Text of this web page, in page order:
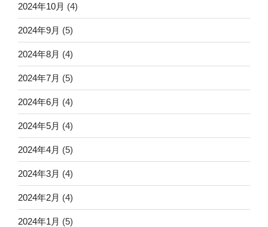
2024年10月 (4)
2024年9月 (5)
2024年8月 (4)
2024年7月 (5)
2024年6月 (4)
2024年5月 (4)
2024年4月 (5)
2024年3月 (4)
2024年2月 (4)
2024年1月 (5)